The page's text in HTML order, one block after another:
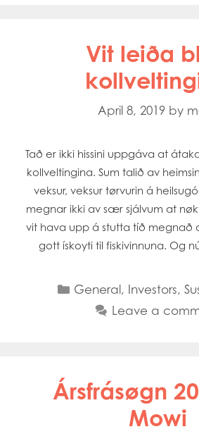
Vit leiða
April 8, 2019 by
Tað er ikki hissini uppgáva at
kollveltingina. Sum talið av
veksur, veksur tørvurin á
megnar ikki av sær sjálvum at
vit hava upp á stutta tíð megnað
gott ískoyti til fiskivinnuna. Og
Categories
General, Investors,
Leave a
Ársfrásøgn
Mowi